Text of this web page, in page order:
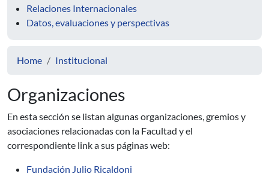
Relaciones Internacionales
Datos, evaluaciones y perspectivas
Home Institucional
Organizaciones
En esta sección se listan algunas organizaciones, gremios y
asociaciones relacionadas con la Facultad y el
correspondiente link a sus páginas web:
Fundación Julio Ricaldoni